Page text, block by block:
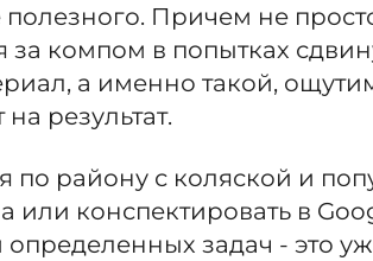
Причем не
за компом в попытках
а именно такой,
результат.
по району с коляской и
или конспектировать в
задач - это